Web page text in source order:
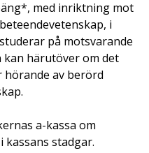
med inriktning mot
i
på motsvarande
härutöver om det
hörande av berörd
a-kassa om
kassans stadgar.